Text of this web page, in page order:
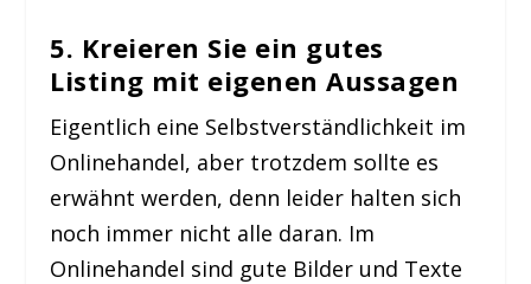
5. Kreieren Sie ein gutes
Listing mit eigenen Aussagen
Eigentlich eine Selbstverständlichkeit im
Onlinehandel, aber trotzdem sollte es
erwähnt werden, denn leider halten sich
noch immer nicht alle daran. Im
Onlinehandel sind gute Bilder und Texte